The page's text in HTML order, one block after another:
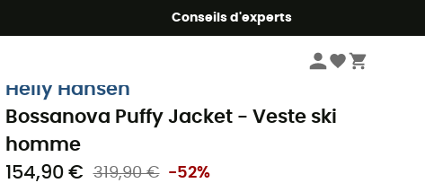
Conseils d'experts
Helly Hansen
Bossanova Puffy Jacket - Veste ski
homme
154,90 €
319,90 € -52%